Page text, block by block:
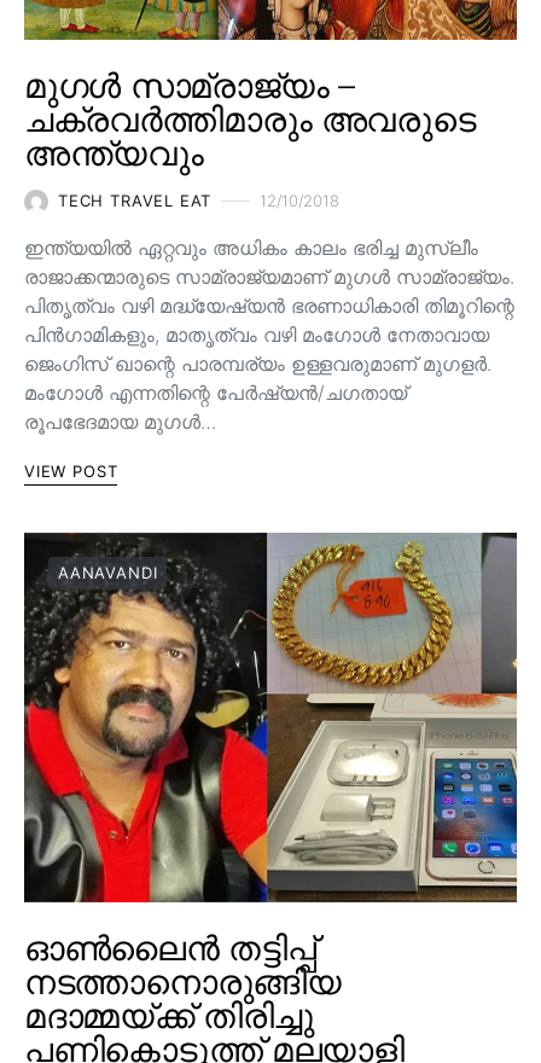
മുഗൾ സാമ്രാജ്യം –
ചക്രവർത്തിമാരും അവരുടെ
അന്ത്യവും
TECH TRAVEL EAT 12/10/2018
ഇന്ത്യയിൽ ഏറ്റവും അധികം കാലം ഭരിച്ച മുസ്ലീം
രാജാക്കന്മാരുടെ സാമ്രാജ്യമാണ് മുഗൾ സാമ്രാജ്യം.
പിതൃത്വം വഴി മദ്ധ്യേഷ്യൻ ഭരണാധികാരി തിമൂറിന്റെ
പിൻ‌ഗാമികളും, മാതൃത്വം വഴി മംഗോൾ നേതാവായ
ജെംഗിസ് ഖാന്റെ പാരമ്പര്യം ഉള്ളവരുമാണ്‌ മുഗളർ.
മംഗോൾ എന്നതിന്റെ പേർഷ്യൻ/ചഗതായ്
രൂപഭേദമായ മുഗൾ…
VIEW POST
AANAVANDI
ഓൺലൈൻ തട്ടിപ്പ്
നടത്താനൊരുങ്ങിയ
മദാമ്മയ്ക്ക് തിരിച്ചു
പണികൊടുത്ത് മലയാളി